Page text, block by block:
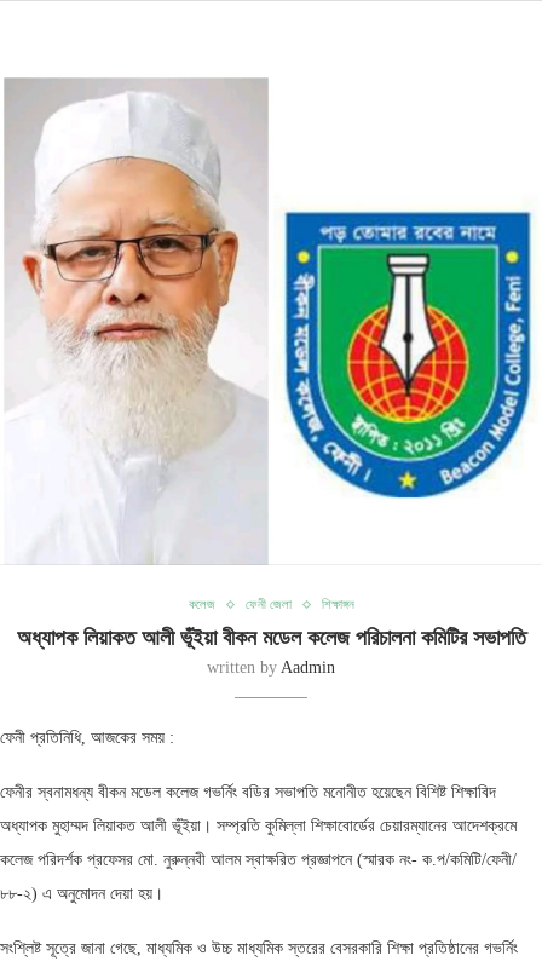
কলেজ ফেনী জেলা শিক্ষাঙ্গন
অধ্যাপক লিয়াকত আলী ভূঁইয়া বীকন মডেল কলেজ পরিচালনা কমিটির সভাপতি
written by Aadmin
ফেনী প্রতিনিধি, আজকের সময় :
ফেনীর স্বনামধন্য বীকন মডেল কলেজ গভর্নিং বডির সভাপতি মনোনীত হয়েছেন বিশিষ্ট শিক্ষাবিদ
অধ্যাপক মুহাম্মদ লিয়াকত আলী ভূঁইয়া। সম্প্রতি কুমিল্লা শিক্ষাবোর্ডের চেয়ারম্যানের আদেশক্রমে
কলেজ পরিদর্শক প্রফেসর মো. নুরুন্নবী আলম স্বাক্ষরিত প্রজ্ঞাপনে (স্মারক নং- ক.প/কমিটি/ফেনী/
৮৮-২) এ অনুমোদন দেয়া হয়।
সংশ্লিষ্ট সূত্রে জানা গেছে, মাধ্যমিক ও উচ্চ মাধ্যমিক স্তরের বেসরকারি শিক্ষা প্রতিষ্ঠানের গভর্নিং